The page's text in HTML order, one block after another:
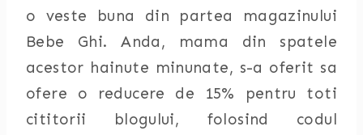
o veste buna din partea magazinului
Bebe Ghi. Anda, mama din spatele
acestor hainute minunate, s-a oferit sa
ofere o reducere de 15% pentru toti
cititorii blogului, folosind codul